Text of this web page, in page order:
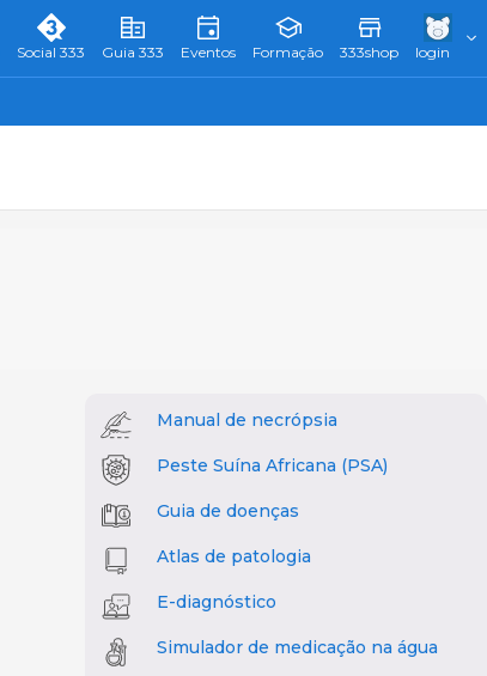
Social 333 Guia 333 Eventos Formação 333shop login
Manual de necrópsia
Peste Suína Africana (PSA)
Guia de doenças
Atlas de patologia
E-diagnóstico
Simulador de medicação na água